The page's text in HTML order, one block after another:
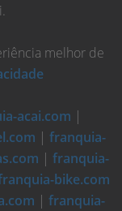
melhor de
acai.com |
| franquia-
| franquia-
bike.com
| franquia-